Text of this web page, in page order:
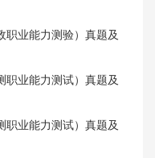
职业能力测验）真题及
职业能力测试）真题及
职业能力测试）真题及